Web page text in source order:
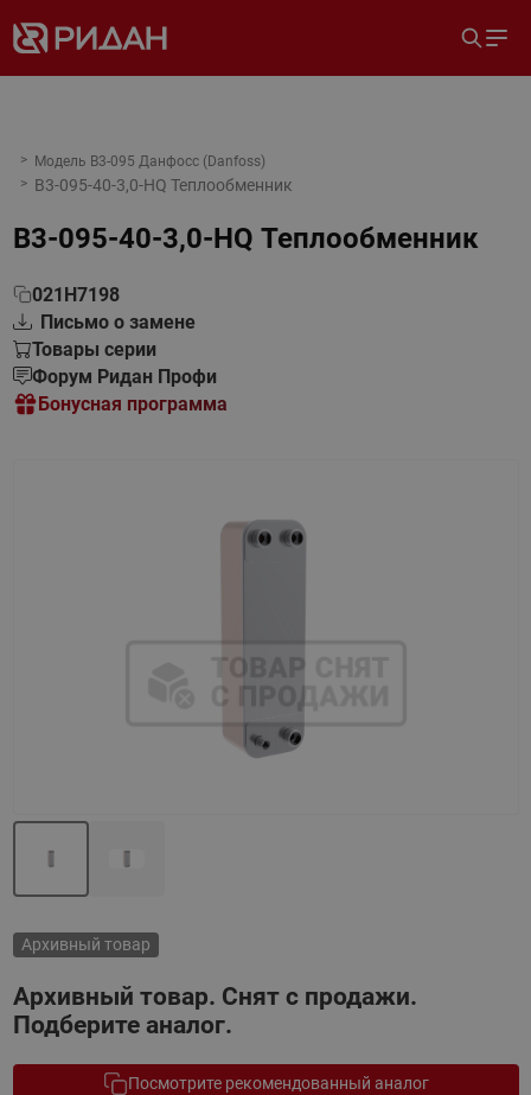
Модель B3-095 Данфосс (Danfoss)
B3-095-40-3,0-HQ Теплообменник
B3-095-40-3,0-HQ Теплообменник
021H7198
Письмо о замене
Товары серии
Форум Ридан Профи
Бонусная программа
Архивный товар
Архивный товар. Снят с продажи.
Подберите аналог.
Посмотрите рекомендованный аналог